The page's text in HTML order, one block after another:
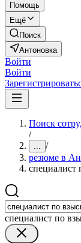
Помощь
Ещё
Поиск
Антоновка
Войти
Войти
Поиск
/
... /
резюме в
специалист
специалист по